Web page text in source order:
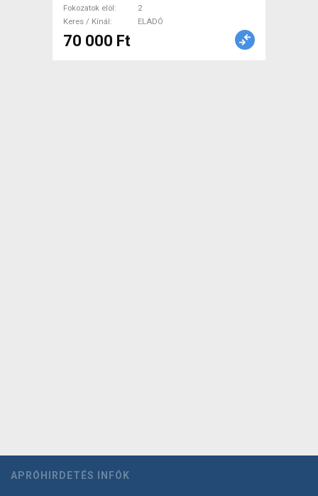
Fokozatok elöl
2
Keres / Kínál
ELADÓ
70 000 Ft
APRÓHIRDETÉS INFÓK